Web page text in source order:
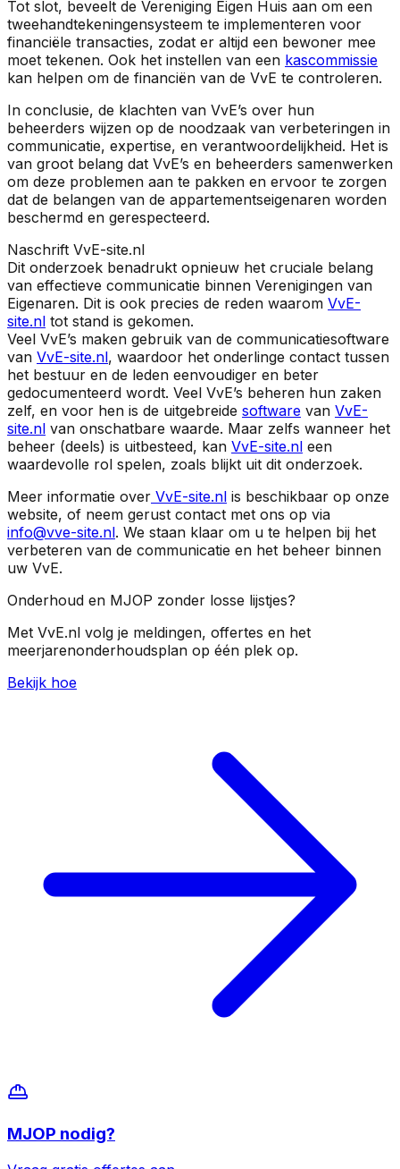
Tot slot, beveelt de Vereniging Eigen Huis aan om een
tweehandtekeningensysteem te implementeren voor
financiële transacties, zodat er altijd een bewoner mee
moet tekenen. Ook het instellen van een kascommissie
kan helpen om de financiën van de VvE te controleren.
In conclusie, de klachten van VvE’s over hun
beheerders wijzen op de noodzaak van verbeteringen in
communicatie, expertise, en verantwoordelijkheid. Het is
van groot belang dat VvE’s en beheerders samenwerken
om deze problemen aan te pakken en ervoor te zorgen
dat de belangen van de appartementseigenaren worden
beschermd en gerespecteerd.
Naschrift VvE-site.nl
Dit onderzoek benadrukt opnieuw het cruciale belang
van effectieve communicatie binnen Verenigingen van
Eigenaren. Dit is ook precies de reden waarom VvE-
site.nl tot stand is gekomen.
Veel VvE’s maken gebruik van de communicatiesoftware
van VvE-site.nl, waardoor het onderlinge contact tussen
het bestuur en de leden eenvoudiger en beter
gedocumenteerd wordt. Veel VvE’s beheren hun zaken
zelf, en voor hen is de uitgebreide software van VvE-
site.nl van onschatbare waarde. Maar zelfs wanneer het
beheer (deels) is uitbesteed, kan VvE-site.nl een
waardevolle rol spelen, zoals blijkt uit dit onderzoek.
Meer informatie over VvE-site.nl is beschikbaar op onze
website, of neem gerust contact met ons op via
info@vve-site.nl. We staan klaar om u te helpen bij het
verbeteren van de communicatie en het beheer binnen
uw VvE.
Onderhoud en MJOP zonder losse lijstjes?
Met VvE.nl volg je meldingen, offertes en het
meerjarenonderhoudsplan op één plek op.
Bekijk hoe
MJOP nodig?